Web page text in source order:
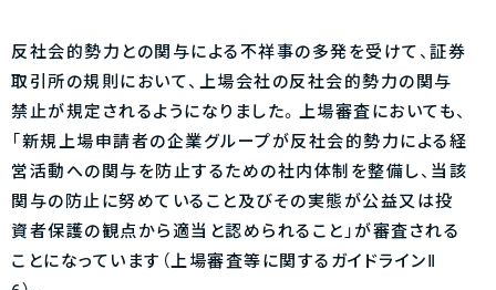
反社会的勢力との関与による不祥事の多発を受けて、証券
取引所の規則において、上場会社の反社会的勢力の関与
禁止が規定されるようになりました。上場審査においても、
「新規上場申請者の企業グループが反社会的勢力による経
営活動への関与を防止するための社内体制を整備し、当該
関与の防止に努めていること及びその実態が公益又は投
資者保護の観点から適当と認められること」が審査される
ことになっています（上場審査等に関するガイドラインⅡ